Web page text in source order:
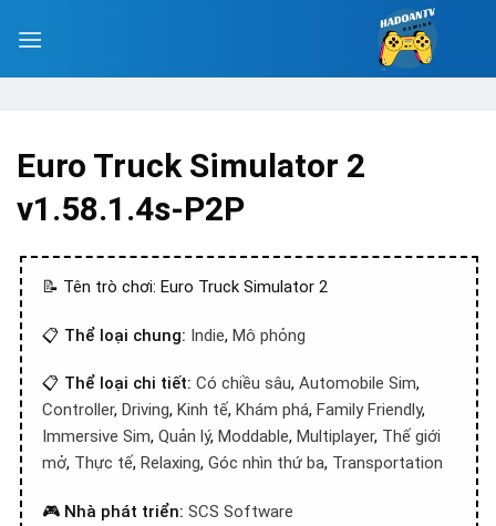
Euro Truck Simulator 2
v1.58.1.4s-P2P
📝 Tên trò chơi: Euro Truck Simulator 2
📋 Thể loại chung: Indie, Mô phỏng
📋 Thể loại chi tiết: Có chiều sâu, Automobile Sim,
Controller, Driving, Kinh tế, Khám phá, Family Friendly,
Immersive Sim, Quản lý, Moddable, Multiplayer, Thế giới
mở, Thực tế, Relaxing, Góc nhìn thứ ba, Transportation
🎮 Nhà phát triển: SCS Software